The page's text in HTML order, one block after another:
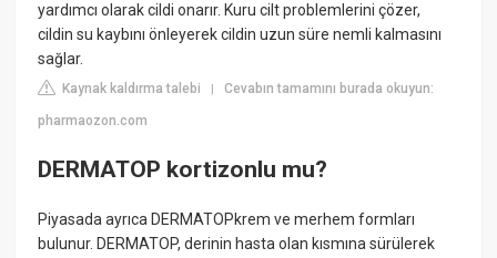
yardımcı olarak cildi onarır. Kuru cilt problemlerini çözer,
cildin su kaybını önleyerek cildin uzun süre nemli kalmasını
sağlar.
Kaynak kaldırma talebi |Cevabın tamamını burada okuyun:
pharmaozon.com
DERMATOP kortizonlu mu?
Piyasada ayrıca DERMATOPkrem ve merhem formları
bulunur. DERMATOP, derinin hasta olan kısmına sürülerek